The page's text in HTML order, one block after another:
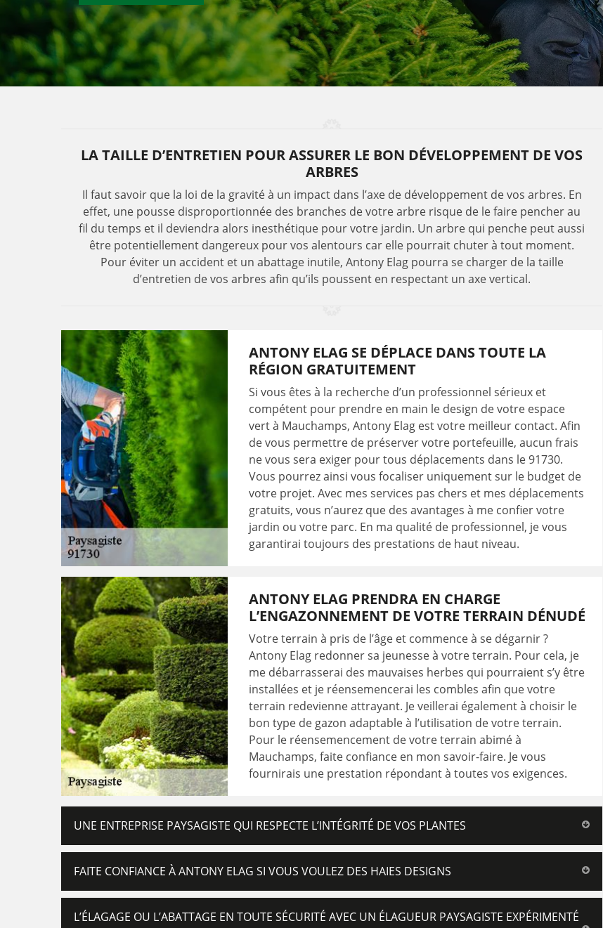
LA TAILLE D’ENTRETIEN POUR ASSURER LE BON DÉVELOPPEMENT DE VOS
ARBRES
Il faut savoir que la loi de la gravité à un impact dans l’axe de développement de vos arbres. En
effet, une pousse disproportionnée des branches de votre arbre risque de le faire pencher au
fil du temps et il deviendra alors inesthétique pour votre jardin. Un arbre qui penche peut aussi
être potentiellement dangereux pour vos alentours car elle pourrait chuter à tout moment.
Pour éviter un accident et un abattage inutile, Antony Elag pourra se charger de la taille
d’entretien de vos arbres afin qu’ils poussent en respectant un axe vertical.
ANTONY ELAG SE DÉPLACE DANS TOUTE LA
RÉGION GRATUITEMENT
Si vous êtes à la recherche d’un professionnel sérieux et
compétent pour prendre en main le design de votre espace
vert à Mauchamps, Antony Elag est votre meilleur contact. Afin
de vous permettre de préserver votre portefeuille, aucun frais
ne vous sera exiger pour tous déplacements dans le 91730.
Vous pourrez ainsi vous focaliser uniquement sur le budget de
votre projet. Avec mes services pas chers et mes déplacements
gratuits, vous n’aurez que des avantages à me confier votre
jardin ou votre parc. En ma qualité de professionnel, je vous
garantirai toujours des prestations de haut niveau.
ANTONY ELAG PRENDRA EN CHARGE
L’ENGAZONNEMENT DE VOTRE TERRAIN DÉNUDÉ
Votre terrain à pris de l’âge et commence à se dégarnir ?
Antony Elag redonner sa jeunesse à votre terrain. Pour cela, je
me débarrasserai des mauvaises herbes qui pourraient s’y être
installées et je réensemencerai les combles afin que votre
terrain redevienne attrayant. Je veillerai également à choisir le
bon type de gazon adaptable à l’utilisation de votre terrain.
Pour le réensemencement de votre terrain abimé à
Mauchamps, faite confiance en mon savoir-faire. Je vous
fournirais une prestation répondant à toutes vos exigences.
UNE ENTREPRISE PAYSAGISTE QUI RESPECTE L’INTÉGRITÉ DE VOS PLANTES
FAITE CONFIANCE À ANTONY ELAG SI VOUS VOULEZ DES HAIES DESIGNS
L’ÉLAGAGE OU L’ABATTAGE EN TOUTE SÉCURITÉ AVEC UN ÉLAGUEUR PAYSAGISTE EXPÉRIMENTÉ